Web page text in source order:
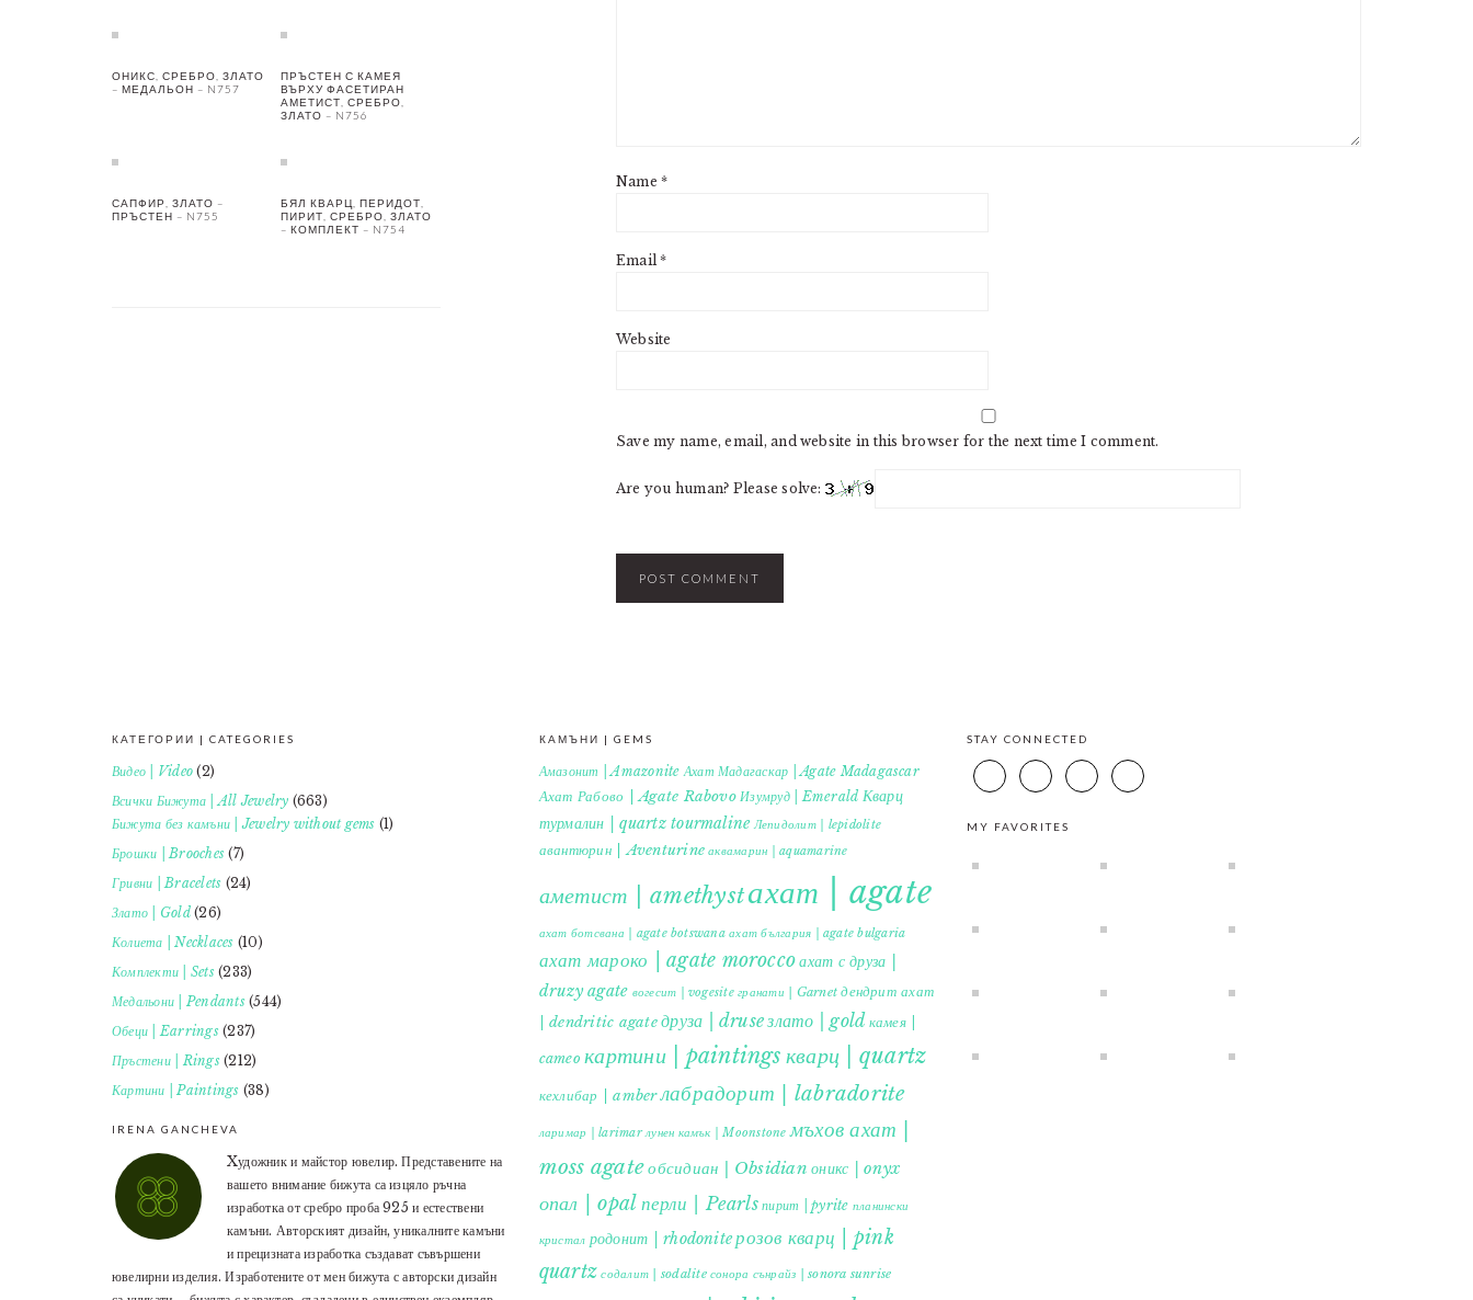
Name*
Email*
Website
Save my name, email, and website in this browser for the next time I comment.
Are you human? Please solve:
ОНИКС, СРЕБРО, ЗЛАТО
– МЕДАЛЬОН – N757
ПРЪСТЕН С КАМЕЯ
ВЪРХУ ФАСЕТИРАН
АМЕТИСТ, СРЕБРО,
ЗЛАТО – N756
САПФИР, ЗЛАТО –
ПРЪСТЕН – N755
БЯЛ КВАРЦ, ПЕРИДОТ,
ПИРИТ, СРЕБРО, ЗЛАТО
– КОМПЛЕКТ – N754
КАТЕГОРИИ | CATEGORIES
Видео | Video (2)
Всички Бижута | All Jewelry (663)
Бижута без камъни | Jewelry without gems (1)
Брошки | Brooches (7)
Гривни | Bracelets (24)
Злато | Gold(26)
Колиета | Necklaces (10)
Комплекти | Sets(233)
Медальони | Pendants(544)
Обеци | Earrings(237)
Пръстени | Rings(212)
Картини | Paintings (38)
IRENA GANCHEVA
Xудожник и майстор ювелир. Представените на
вашето внимание бижута са изцяло ръчна
изработка от сребро проба 925 и естествени
камъни. Авторският дизайн, уникалните камъни
и прецизната изработка създават съвършени
ювелирни изделия. Изработените от мен бижута с авторски дизайн
КАМЪНИ | GEMS
Амазонит | Amazonite Ахат Мадагаскар | Agate Madagascar
Ахат Рабово | Agate Rabovo Изумруд | Emerald Кварц
турмалин | quartz tourmaline Лепидолит | lepidolite
авантюрин | Aventurine аквамарин | aquamarine
аметист | amethystахат | agate
ахат ботсвана | agate botswana ахат българия | agate bulgaria
ахат мароко | agate moroccoахат с друза |
druzy agate вогесит | vogesite гранати | Garnet дендрит ахат
| dendritic agateдруза | druseзлато | gold камея |
cameo картини | paintings кварц | quartz
кехлибар | amberлабрадорит | labradorite
ларимар | larimar лунен камък | Moonstone мъхов ахат |
moss agateобсидиан | Obsidian оникс | onyx
опал | opal перли | Pearls пирит | pyrite планински
кристал родонит | rhodoniteрозов кварц | pink
quartz содалит | sodalite сонора сънрайз | sonora sunrise
STAY CONNECTED
MY FAVORITES